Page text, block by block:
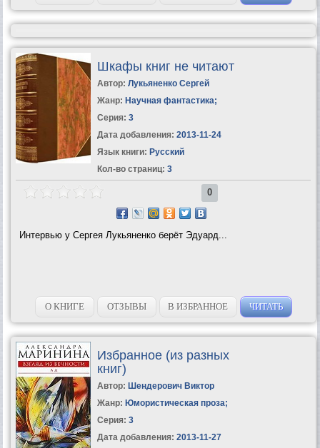
Шкафы книг не читают
Автор: Лукьяненко Сергей
Жанр: Научная фантастика;
Серия: 3
Дата добавления: 2013-11-24
Язык книги: Русский
Кол-во страниц: 3
0
Интервью у Сергея Лукьяненко берёт Эдуард...
О КНИГЕ ОТЗЫВЫ В ИЗБРАННОЕ ЧИТАТЬ
Избранное (из разных
книг)
Автор: Шендерович Виктор
Жанр: Юмористическая проза;
Серия: 3
Дата добавления: 2013-11-27